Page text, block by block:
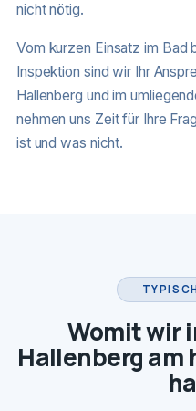
nicht nötig.
Vom kurzen Einsatz im Bad
Inspektion sind wir Ihr
Hallenberg und im
nehmen uns Zeit für Ihre
ist und was nicht.
Womit wir
Hallenberg